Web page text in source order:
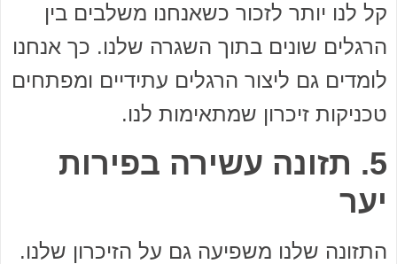
קל לנו יותר לזכור כשאנחנו משלבים בין
הרגלים שונים בתוך השגרה שלנו. כך אנחנו
לומדים גם ליצור הרגלים עתידיים ומפתחים
טכניקות זיכרון שמתאימות לנו.
5. תזונה עשירה בפירות
יער
התזונה שלנו משפיעה גם על הזיכרון שלנו.